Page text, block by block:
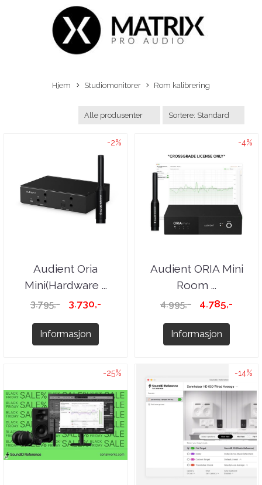
Hjem Studiomonitorer Rom kalibrering
-2%
Audient Oria
Mini(Hardware ...
3.795,- 3.730,-
Informasjon
-4%
Audient ORIA Mini
Room ...
4.995,- 4.785,-
Informasjon
-25% -14%